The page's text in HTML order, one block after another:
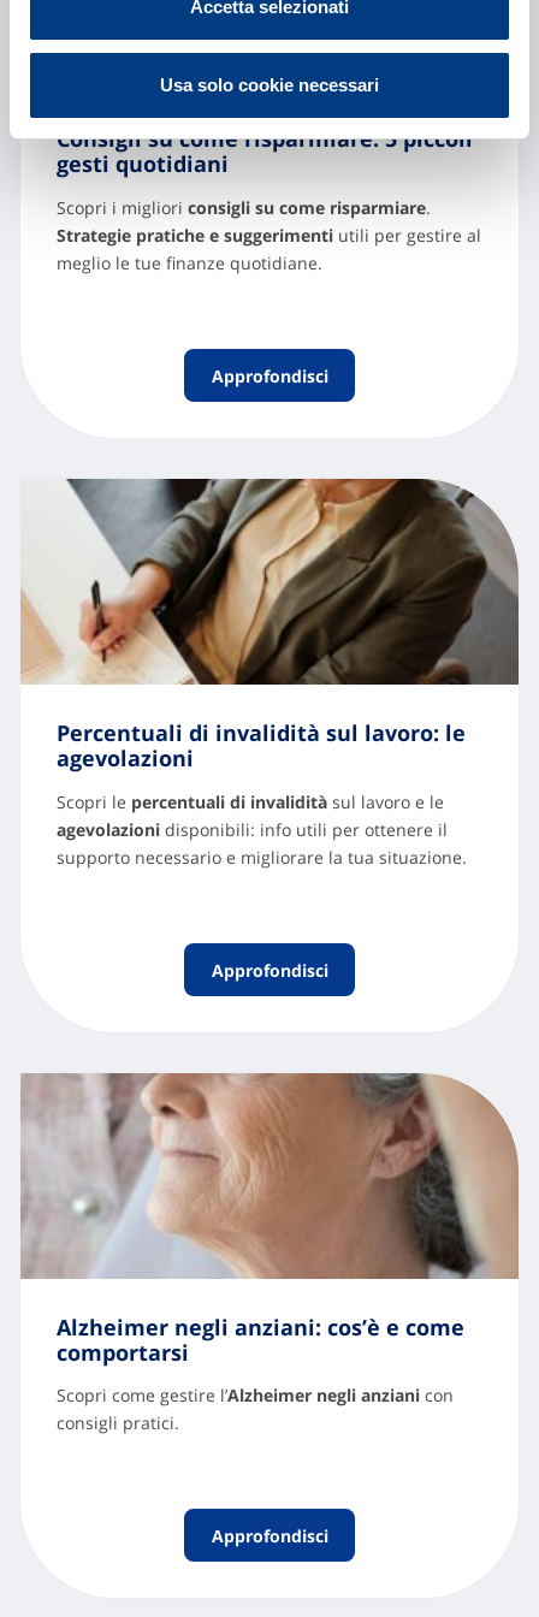
Accetta selezionati
Usa solo cookie necessari
Consigli su come risparmiare: 5 piccoli
gesti quotidiani
Scopri i migliori consigli su come risparmiare.
Strategie pratiche e suggerimenti utili per gestire al
meglio le tue finanze quotidiane.
Approfondisci
Percentuali di invalidità sul lavoro: le
agevolazioni
Scopri le percentuali di invalidità sul lavoro e le
agevolazioni disponibili: info utili per ottenere il
supporto necessario e migliorare la tua situazione.
Approfondisci
Alzheimer negli anziani: cos’è e come
comportarsi
Scopri come gestire l’Alzheimer negli anziani con
consigli pratici.
Approfondisci